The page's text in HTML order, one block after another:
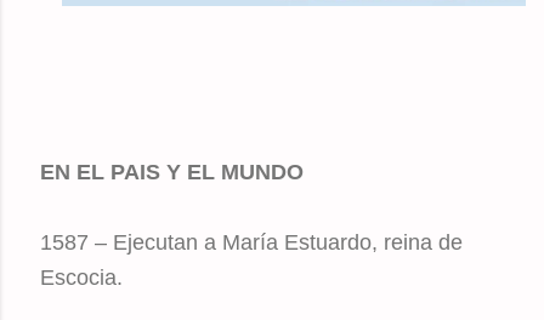
EN EL PAIS Y EL MUNDO
1587 – Ejecutan a María Estuardo, reina de
Escocia.